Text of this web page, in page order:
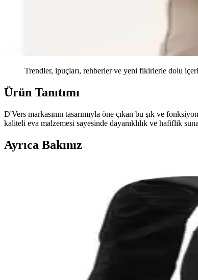
Trendler, ipuçları, rehberler ve yeni fikirlerle dolu
Ürün Tanıtımı
D'Vers markasının tasarımıyla öne çıkan bu şık ve
kaliteli eva malzemesi sayesinde dayanıklılık ve hafiflik
Ayrıca Bakınız
Rampage AD-RC5 Siyah 15-17 İnç Gaming
Rampage AD-RC5, 5 fanlı, USB bağlantılı, ayarlanabilir
Luvenis Siyah Kılıf: 13–15.6 inç cihazlarla
Luvenis Siyah Unisex kılıf Impertex kumaştan üretilmiş
aralığındaki cihazlarla uyum verir; USB portu yok, sade
Actto ve S-Link Notebook Standları